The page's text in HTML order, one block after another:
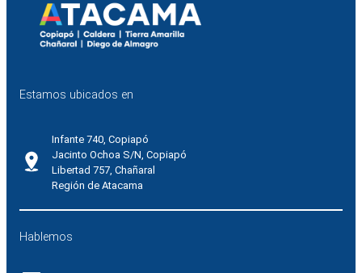
Estamos ubicados en
Infante 740, Copiapó
Jacinto Ochoa S/N, Copiapó
Libertad 757, Chañaral
Región de Atacama
Hablemos